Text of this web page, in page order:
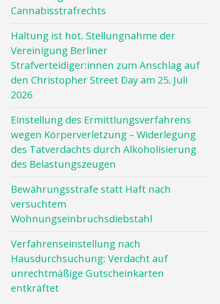
Cannabisstrafrechts
Haltung ist hot. Stellungnahme der
Vereinigung Berliner
Strafverteidiger:innen zum Anschlag auf
den Christopher Street Day am 25. Juli
2026
Einstellung des Ermittlungsverfahrens
wegen Körperverletzung – Widerlegung
des Tatverdachts durch Alkoholisierung
des Belastungszeugen
Bewährungsstrafe statt Haft nach
versuchtem
Wohnungseinbruchsdiebstahl
Verfahrenseinstellung nach
Hausdurchsuchung: Verdacht auf
unrechtmäßige Gutscheinkarten
entkräftet